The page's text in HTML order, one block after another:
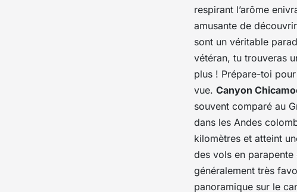
respirant l’arôme
amusante de
sont un véritable
vétéran, tu trouveras
plus ! Prépare-toi
vue. Canyon
souvent comparé au
dans les Andes
kilomètres et atteint
des vols en
généralement très
panoramique sur le